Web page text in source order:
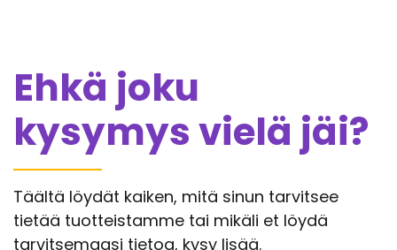
Ehkä joku
kysymys vielä jäi?
Täältä löydät kaiken, mitä sinun tarvitsee
tietää tuotteistamme tai mikäli et löydä
tarvitsemaasi tietoa, kysy lisää.